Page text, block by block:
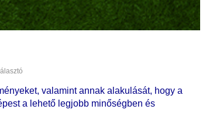
valamint annak alakulását, hogy a
a lehető legjobb minőségben és